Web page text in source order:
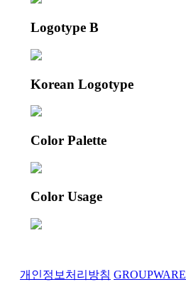
Logotype B
Korean Logotype
Color Palette
Color Usage
개인정보처리방침 GROUPWARE